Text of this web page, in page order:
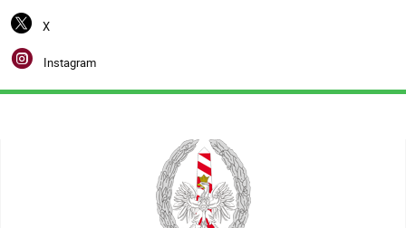
X
Instagram